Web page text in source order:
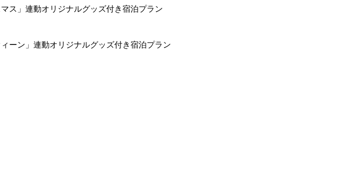
ス」連動オリジナルグッズ付き宿泊プラン
ーン」連動オリジナルグッズ付き宿泊プラン